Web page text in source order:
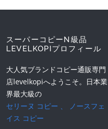
スーパーコピーN級品
LEVELKOPIプロフィール
大人気ブランドコピー通販専門
店levelkopiへようこそ。日本業
界最大級の
セリーヌ コピー 、
ノースフェ
イス コピー